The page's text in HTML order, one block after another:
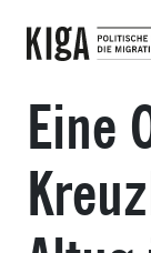
Eine